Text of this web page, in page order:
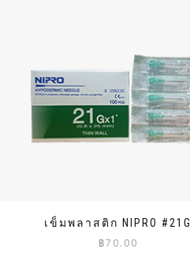
เข็มพลาสติก NIPRO #21G
฿70.00